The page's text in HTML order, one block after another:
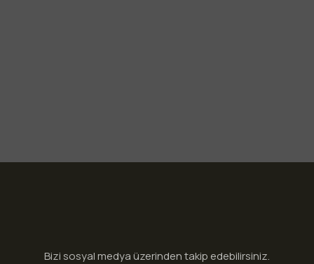
Bizi sosyal medya üzerinden takip edebilirsiniz.